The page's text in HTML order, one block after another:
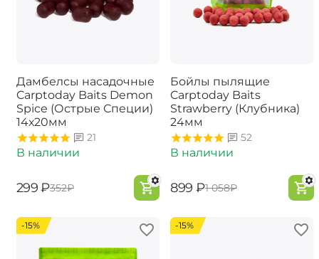
Дамбелсы насадочные
Carptoday Baits Demon
Spice (Острые Специи)
14х20мм
21
В наличии
‍299‍ ₽‍352‍₽
Бойлы пылящие
Carptoday Baits
Strawberry (Клубника)
24мм
52
В наличии
‍899‍ ₽‍1 058‍₽
-15% -15%